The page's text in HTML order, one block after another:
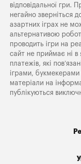
відповідальної гри.
негайно зверніться
азартних іграх не
альтернативою
проводить ігри на
сайт не приймає ні в
платежів, які
іграми, букмекерами
матеріали на
публікуються